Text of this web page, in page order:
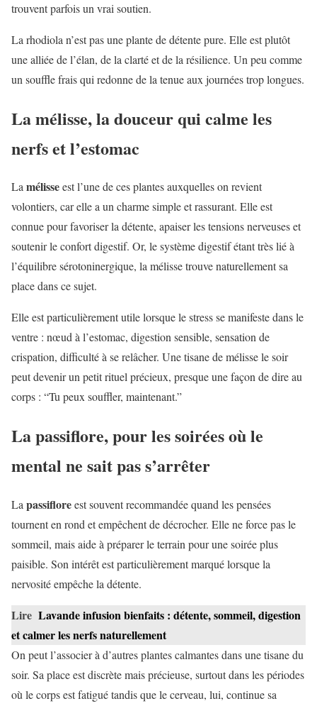
trouvent parfois un vrai soutien.
La rhodiola n’est pas une plante de détente pure. Elle est plutôt
une alliée de l’élan, de la clarté et de la résilience. Un peu comme
un souffle frais qui redonne de la tenue aux journées trop longues.
La mélisse, la douceur qui calme les
nerfs et l’estomac
Lamélisseest l’une de ces plantes auxquelles on revient
volontiers, car elle a un charme simple et rassurant. Elle est
connue pour favoriser la détente, apaiser les tensions nerveuses et
soutenir le confort digestif. Or, le système digestif étant très lié à
l’équilibre sérotoninergique, la mélisse trouve naturellement sa
place dans ce sujet.
Elle est particulièrement utile lorsque le stress se manifeste dans le
ventre : nœud à l’estomac, digestion sensible, sensation de
crispation, difficulté à se relâcher. Une tisane de mélisse le soir
peut devenir un petit rituel précieux, presque une façon de dire au
corps : “Tu peux souffler, maintenant.”
La passiflore, pour les soirées où le
mental ne sait pas s’arrêter
Lapassifloreest souvent recommandée quand les pensées
tournent en rond et empêchent de décrocher. Elle ne force pas le
sommeil, mais aide à préparer le terrain pour une soirée plus
paisible. Son intérêt est particulièrement marqué lorsque la
nervosité empêche la détente.
Lire Lavande infusion bienfaits : détente, sommeil, digestion
et calmer les nerfs naturellement
On peut l’associer à d’autres plantes calmantes dans une tisane du
soir. Sa place est discrète mais précieuse, surtout dans les périodes
où le corps est fatigué tandis que le cerveau, lui, continue sa